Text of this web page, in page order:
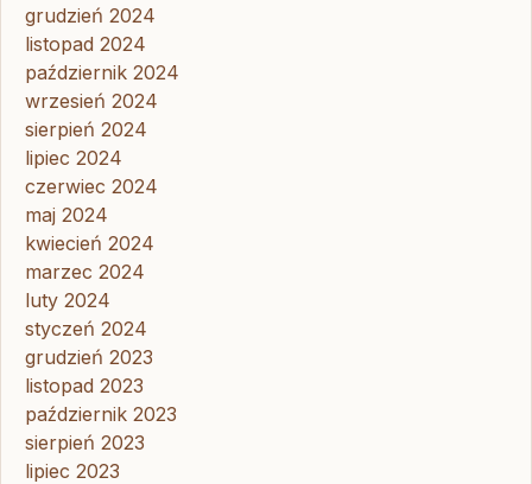
grudzień 2024
listopad 2024
październik 2024
wrzesień 2024
sierpień 2024
lipiec 2024
czerwiec 2024
maj 2024
kwiecień 2024
marzec 2024
luty 2024
styczeń 2024
grudzień 2023
listopad 2023
październik 2023
sierpień 2023
lipiec 2023